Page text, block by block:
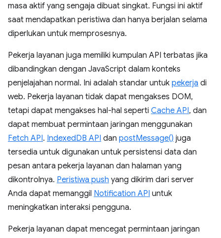
masa aktif yang sengaja dibuat singkat. Fungsi ini aktif
saat mendapatkan peristiwa dan hanya berjalan selama
diperlukan untuk memprosesnya.
Pekerja layanan juga memiliki kumpulan API terbatas jika
dibandingkan dengan JavaScript dalam konteks
penjelajahan normal. Ini adalah standar untuk pekerja di
web. Pekerja layanan tidak dapat mengakses DOM,
tetapi dapat mengakses hal-hal seperti Cache API, dan
dapat membuat permintaan jaringan menggunakan
Fetch API. IndexedDB API dan postMessage() juga
tersedia untuk digunakan untuk persistensi data dan
pesan antara pekerja layanan dan halaman yang
dikontrolnya. Peristiwa push yang dikirim dari server
Anda dapat memanggil Notification API untuk
meningkatkan interaksi pengguna.
Pekerja layanan dapat mencegat permintaan jaringan